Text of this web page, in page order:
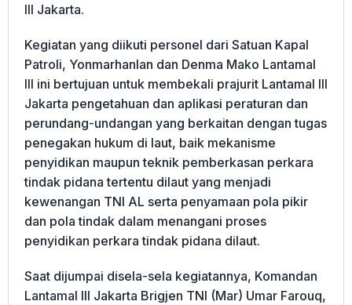
III Jakarta.
Kegiatan yang diikuti personel dari Satuan Kapal
Patroli, Yonmarhanlan dan Denma Mako Lantamal
III ini bertujuan untuk membekali prajurit Lantamal III
Jakarta pengetahuan dan aplikasi peraturan dan
perundang-undangan yang berkaitan dengan tugas
penegakan hukum di laut, baik mekanisme
penyidikan maupun teknik pemberkasan perkara
tindak pidana tertentu dilaut yang menjadi
kewenangan TNI AL serta penyamaan pola pikir
dan pola tindak dalam menangani proses
penyidikan perkara tindak pidana dilaut.
Saat dijumpai disela-sela kegiatannya, Komandan
Lantamal III Jakarta Brigjen TNI (Mar) Umar Farouq,